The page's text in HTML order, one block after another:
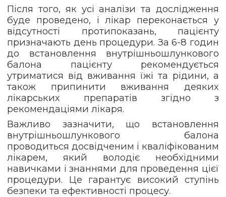
Після того, як усі аналізи та дослідження
буде проведено, і лікар переконається у
відсутності протипоказань, пацієнту
призначають день процедури. За 6-8 годин
до встановлення внутрішньошлункового
балона пацієнту рекомендується
утриматися від вживання їжі та рідини, а
також припинити вживання деяких
лікарських препаратів згідно з
рекомендаціями лікаря.
Важливо зазначити, що встановлення
внутрішньошлункового балона
проводиться досвідченим і кваліфікованим
лікарем, який володіє необхідними
навичками і знаннями для проведення цієї
процедури. Це гарантує високий ступінь
безпеки та ефективності процесу.